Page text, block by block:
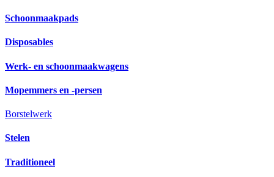
Schoonmaakpads
Disposables
Werk- en schoonmaakwagens
Mopemmers en -persen
Borstelwerk
Stelen
Traditioneel